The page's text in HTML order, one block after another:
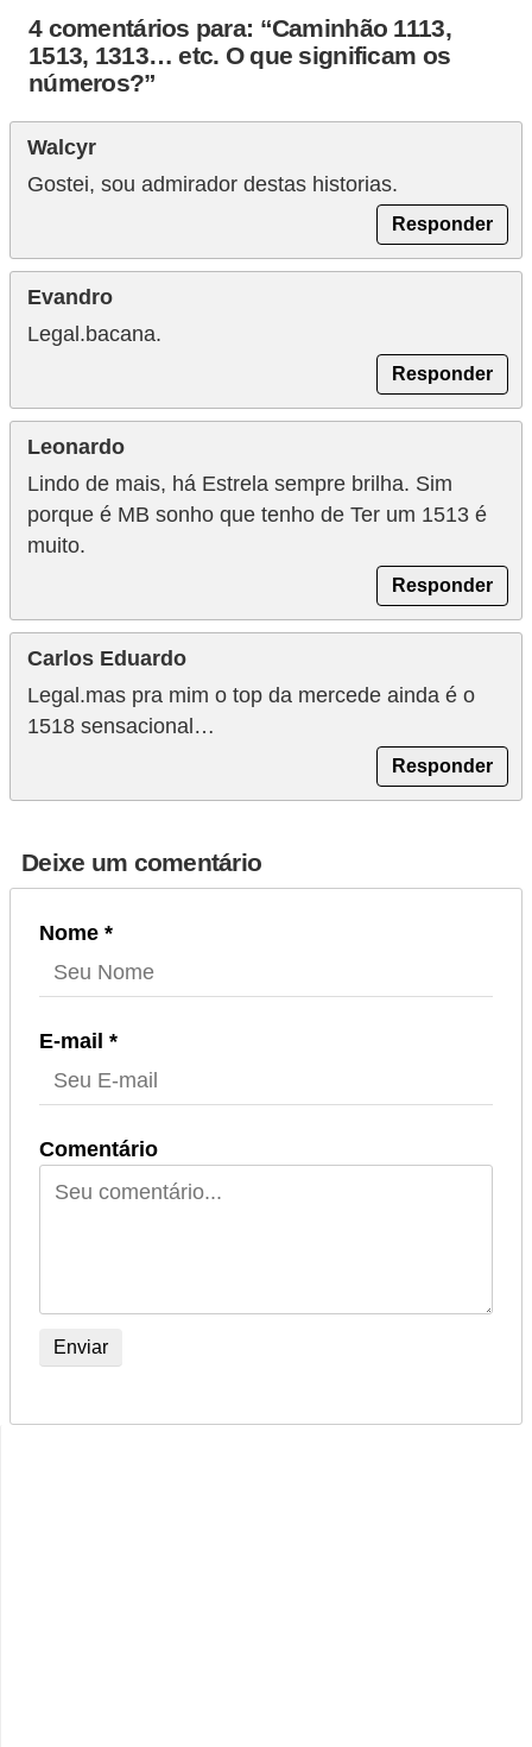
4 comentários para: “Caminhão 1113,
1513, 1313… etc. O que significam os
números?”
Walcyr
Gostei, sou admirador destas historias.
Responder
Evandro
Legal.bacana.
Responder
Leonardo
Lindo de mais, há Estrela sempre brilha. Sim
porque é MB sonho que tenho de Ter um 1513 é
muito.
Responder
Carlos Eduardo
Legal.mas pra mim o top da mercede ainda é o
1518 sensacional…
Responder
Deixe um comentário
Nome *
E-mail *
Comentário